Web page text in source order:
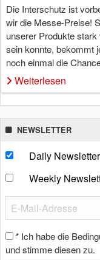
Die Interschutz ist
wir die Messe-Preise!
unserer Produkte
sein konnte, bekommt
noch einmal die
Weiterlesen
NEWSLETTER
Daily Newsletter
Weekly
* Ich habe die
und stimme diesen zu.